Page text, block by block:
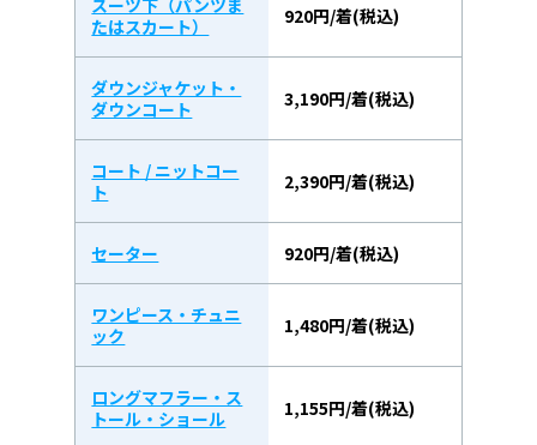
たはスカート）
920円/着(税込)
ダウンジャケット・
ダウンコート
3,190円/着(税込)
コート / ニットコー
ト
2,390円/着(税込)
セーター 920円/着(税込)
ワンピース・チュニ
ック
1,480円/着(税込)
ロングマフラー・ス
トール・ショール
1,155円/着(税込)